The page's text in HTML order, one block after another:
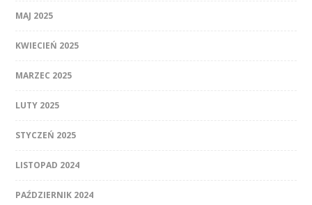
MAJ 2025
KWIECIEŃ 2025
MARZEC 2025
LUTY 2025
STYCZEŃ 2025
LISTOPAD 2024
PAŹDZIERNIK 2024